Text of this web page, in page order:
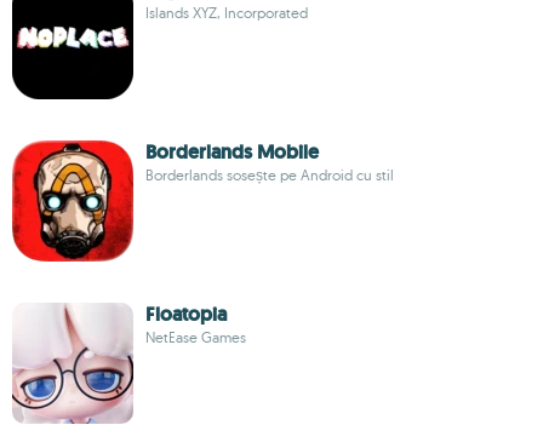
Islands XYZ, Incorporated
Borderlands Mobile
Borderlands sosește pe Android cu stil
Floatopia
NetEase Games